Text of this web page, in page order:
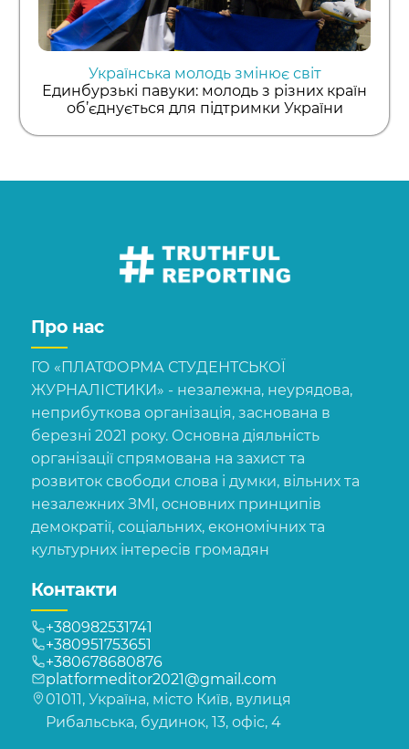
Українська молодь змінює світ
Единбурзькі павуки: молодь з різних країн
об’єднується для підтримки України
Про нас
ГО «ПЛАТФОРМА СТУДЕНТСЬКОЇ
ЖУРНАЛІСТИКИ» - незалежна, неурядова,
неприбуткова організація, заснована в
березні 2021 року. Основна діяльність
організації спрямована на захист та
розвиток свободи слова і думки, вільних та
незалежних ЗМІ, основних принципів
демократії, соціальних, економічних та
культурних інтересів громадян
Контакти
+380982531741
+380951753651
+380678680876
platformeditor2021@gmail.com
01011, Україна, місто Київ, вулиця
Рибальська, будинок, 13, офіс, 4